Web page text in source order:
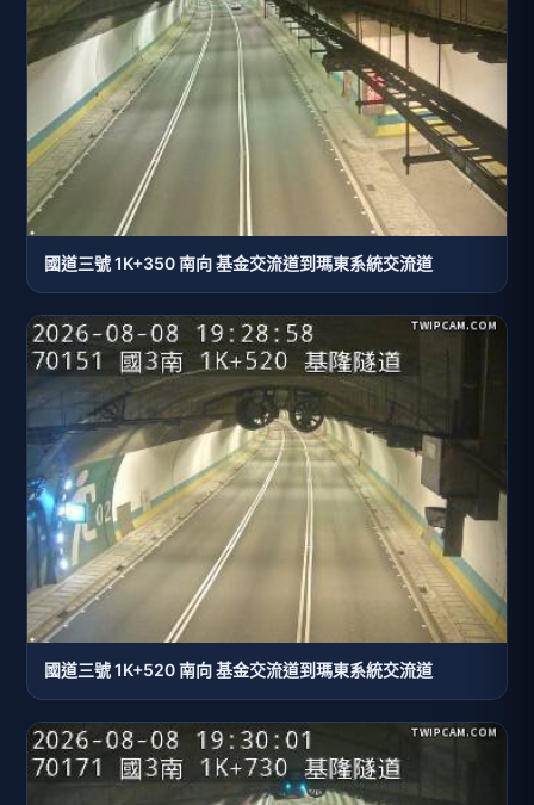
國道三號 1K+350 南向 基金交流道到瑪東系統交流道
國道三號 1K+520 南向 基金交流道到瑪東系統交流道